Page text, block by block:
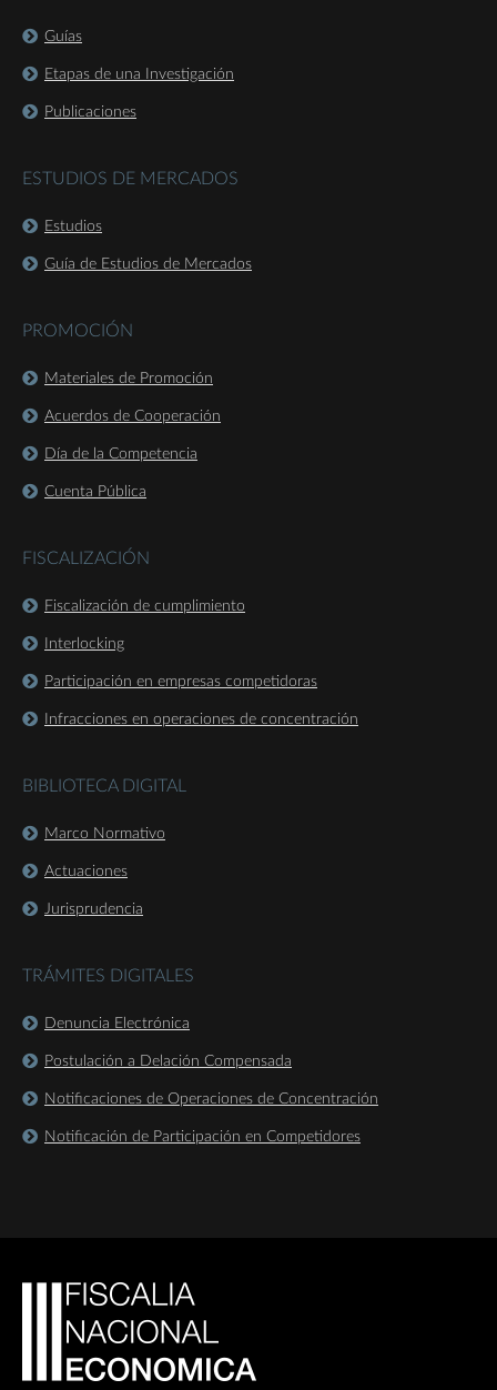
Guías
Etapas de una Investigación
Publicaciones
ESTUDIOS DE MERCADOS
Estudios
Guía de Estudios de Mercados
PROMOCIÓN
Materiales de Promoción
Acuerdos de Cooperación
Día de la Competencia
Cuenta Pública
FISCALIZACIÓN
Fiscalización de cumplimiento
Interlocking
Participación en empresas competidoras
Infracciones en operaciones de concentración
BIBLIOTECA DIGITAL
Marco Normativo
Actuaciones
Jurisprudencia
TRÁMITES DIGITALES
Denuncia Electrónica
Postulación a Delación Compensada
Notificaciones de Operaciones de Concentración
Notificación de Participación en Competidores